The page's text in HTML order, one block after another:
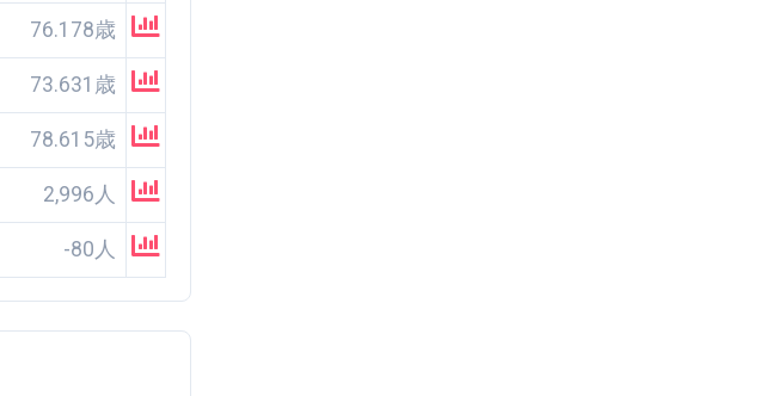
76.178歳
73.631歳
78.615歳
2,996人
-80人